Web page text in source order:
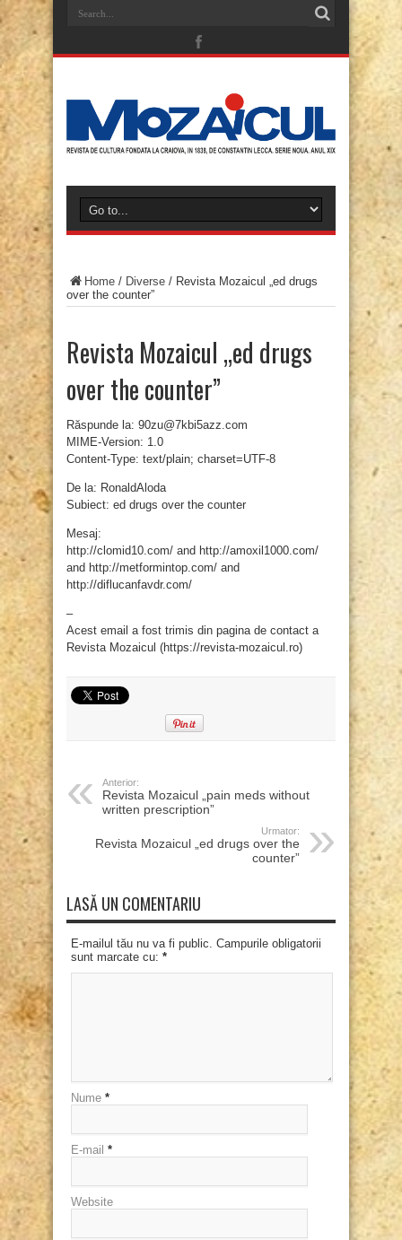
Home / Diverse / Revista Mozaicul „ed drugs
over the counter”
Revista Mozaicul „ed drugs
over the counter”
Răspunde la: 90zu@7kbi5azz.com
MIME-Version: 1.0
Content-Type: text/plain; charset=UTF-8
De la: RonaldAloda
Subiect: ed drugs over the counter
Mesaj:
http://clomid10.com/ and http://amoxil1000.com/
and http://metformintop.com/ and
http://diflucanfavdr.com/
–
Acest email a fost trimis din pagina de contact a
Revista Mozaicul (https://revista-mozaicul.ro)
Anterior:
Revista Mozaicul „pain meds without
written prescription”
Urmator:
Revista Mozaicul „ed drugs over the
counter”
LASĂ UN COMENTARIU
E-mailul tău nu va fi public. Campurile obligatorii
sunt marcate cu: *
Nume *
E-mail *
Website